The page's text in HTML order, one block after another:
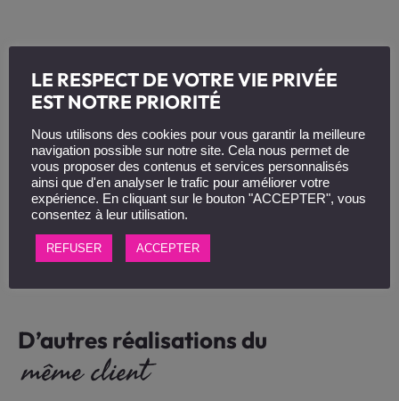
D’autres réalisations du
même client
LE RESPECT DE VOTRE VIE PRIVÉE
EST NOTRE PRIORITÉ
Nous utilisons des cookies pour vous garantir la meilleure
navigation possible sur notre site. Cela nous permet de
vous proposer des contenus et services personnalisés
ainsi que d'en analyser le trafic pour améliorer votre
expérience. En cliquant sur le bouton "ACCEPTER", vous
consentez à leur utilisation.
REFUSER ACCEPTER